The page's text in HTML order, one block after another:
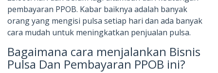
pembayaran PPOB. Kabar baiknya adalah banyak
orang yang mengisi pulsa setiap hari dan ada banyak
cara mudah untuk meningkatkan penjualan pulsa.
Bagaimana cara menjalankan Bisnis
Pulsa Dan Pembayaran PPOB ini?